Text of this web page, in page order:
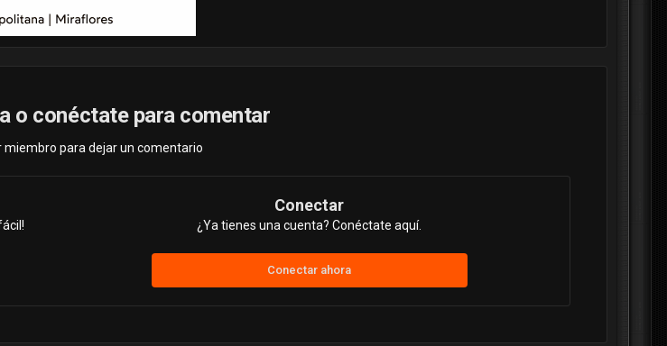
o conéctate para comentar
miembro para dejar un comentario
Conectar
¿Ya tienes una cuenta? Conéctate aquí.
Conectar ahora